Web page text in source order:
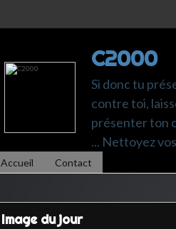
C2000
Si donc tu
contre toi,
présenter ton
... Nettoyez
Accueil Contact
Image du jour